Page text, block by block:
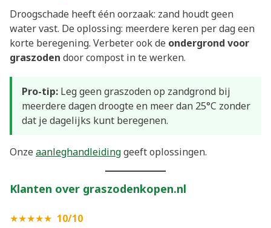
Droogschade heeft één oorzaak: zand houdt geen
water vast. De oplossing: meerdere keren per dag een
korte beregening. Verbeter ook de ondergrond voor
graszoden door compost in te werken.
Pro-tip: Leg geen graszoden op zandgrond bij
meerdere dagen droogte en meer dan 25°C zonder
dat je dagelijks kunt beregenen.
Onzeaanleghandleidinggeeft oplossingen.
Klanten over graszodenkopen.nl
★★★★★ 10/10